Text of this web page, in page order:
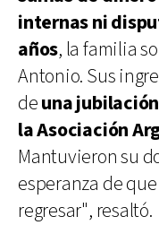
internas ni
años, la familia
Antonio. Sus
deuna
la Asociación
Mantuvieron su
esperanza de
regresar", resaltó.